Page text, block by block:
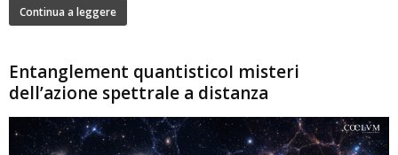
Continua a leggere
Entanglement quantisticoI misteri
dell’azione spettrale a distanza